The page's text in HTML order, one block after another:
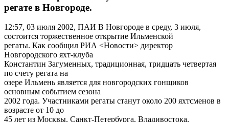
регате в Новгороде.
12:57, 03 июля 2002, ПАИ В Новгороде в среду, 3 июля,
состоится торжественное открытие Ильменской
регаты. Как сообщил РИА <Новости> директор
Новгородского яхт-клуба
Константин Загуменных, традиционная, тридцать четвертая
по счету регата на
озере Ильмень является для новгородских гонщиков
основным событием сезона
2002 года. Участниками регаты станут около 200 яхтсменов в
возрасте от 10 до
45 лет из Москвы, Санкт-Петербурга, Владивостока,